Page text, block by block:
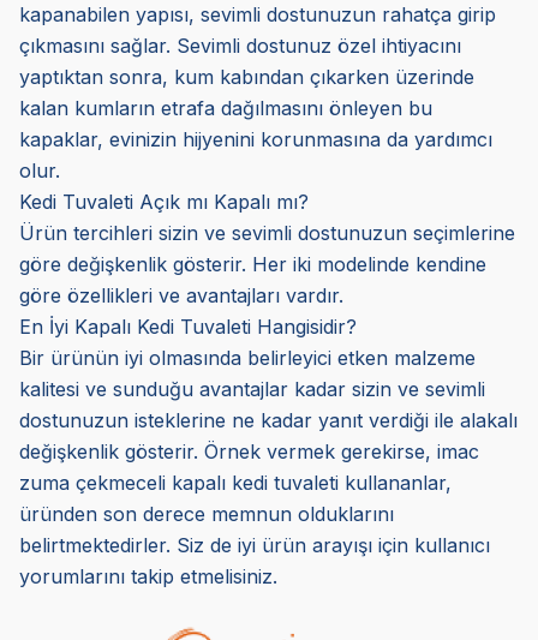
kapanabilen yapısı, sevimli dostunuzun rahatça girip
çıkmasını sağlar. Sevimli dostunuz özel ihtiyacını
yaptıktan sonra, kum kabından çıkarken üzerinde
kalan kumların etrafa dağılmasını önleyen bu
kapaklar, evinizin hijyenini korunmasına da yardımcı
olur.
Kedi Tuvaleti Açık mı Kapalı mı?
Ürün tercihleri sizin ve sevimli dostunuzun seçimlerine
göre değişkenlik gösterir. Her iki modelinde kendine
göre özellikleri ve avantajları vardır.
En İyi Kapalı Kedi Tuvaleti Hangisidir?
Bir ürünün iyi olmasında belirleyici etken malzeme
kalitesi ve sunduğu avantajlar kadar sizin ve sevimli
dostunuzun isteklerine ne kadar yanıt verdiği ile alakalı
değişkenlik gösterir. Örnek vermek gerekirse, imac
zuma çekmeceli kapalı kedi tuvaleti kullananlar,
üründen son derece memnun olduklarını
belirtmektedirler. Siz de iyi ürün arayışı için kullanıcı
yorumlarını takip etmelisiniz.